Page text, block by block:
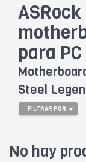
para
Steel
FILTRAR POR
No hay